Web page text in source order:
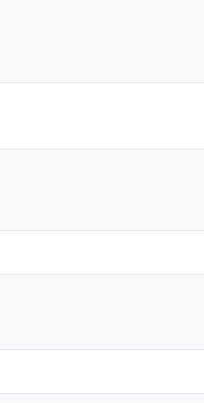
ろ
報
覧・
機